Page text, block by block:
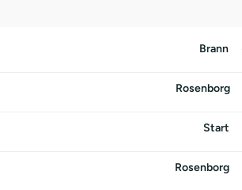
Brann
Rosenborg
Start
Rosenborg